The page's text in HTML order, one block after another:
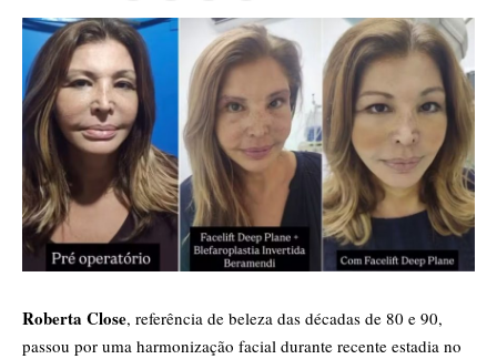
Roberta Close, referência de beleza das décadas de 80 e 90,
passou por uma harmonização facial durante recente estadia no